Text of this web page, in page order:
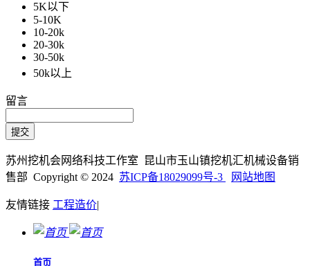
5K以下
5-10K
10-20k
20-30k
30-50k
50k以上
留言
苏州挖机会网络科技工作室 昆山市玉山镇挖机汇机械设备销
售部 Copyright © 2024 苏ICP备18029099号-3 网站地图
友情链接 工程造价|
首页